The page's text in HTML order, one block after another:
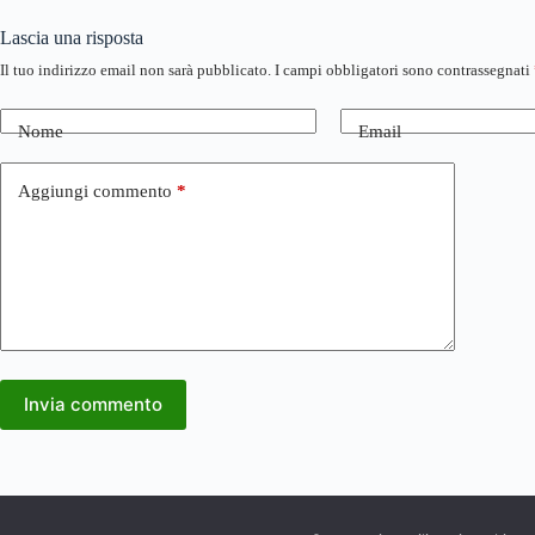
Lascia una risposta
Il tuo indirizzo email non sarà pubblicato. I campi obbligatori sono contrassegnati
Nome Email
Aggiungi commento *
Invia commento